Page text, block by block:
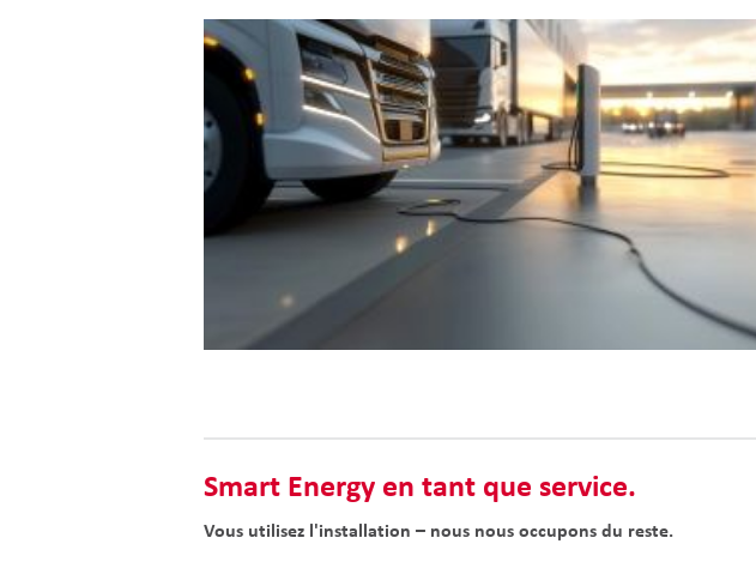
Smart Energy en tant que service.
Vous utilisez l'installation – nous nous occupons du reste.